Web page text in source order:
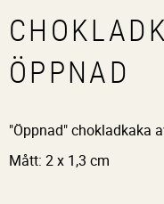
ÖPPNAD
"Öppnad" chokladkaka
Mått: 2 x 1,3 cm